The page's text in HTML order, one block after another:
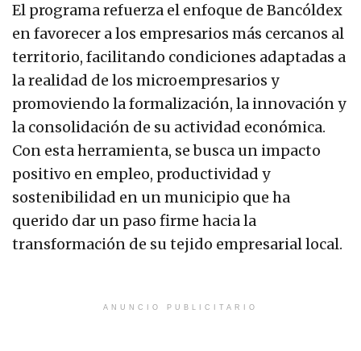
El programa refuerza el enfoque de Bancóldex
en favorecer a los empresarios más cercanos al
territorio, facilitando condiciones adaptadas a
la realidad de los microempresarios y
promoviendo la formalización, la innovación y
la consolidación de su actividad económica.
Con esta herramienta, se busca un impacto
positivo en empleo, productividad y
sostenibilidad en un municipio que ha
querido dar un paso firme hacia la
transformación de su tejido empresarial local.
ANUNCIO PUBLICITARIO